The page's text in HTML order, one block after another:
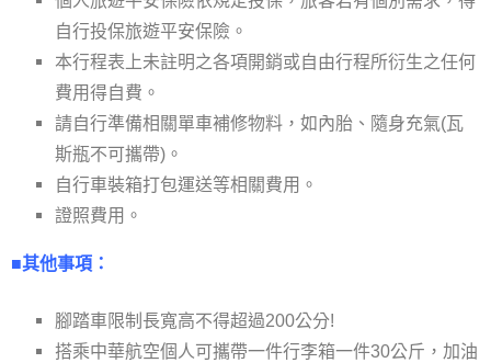
自行投保旅遊平安保險。
本行程表上未註明之各項開銷或自由行程所衍生之任何
費用得自費。
請自行準備相關單車補修物料，如內胎、隨身充氣(瓦
斯瓶不可攜帶)。
自行車裝箱打包運送等相關費用。
證照費用。
■其他事項：
腳踏車限制長寬高不得超過200公分!
搭乘中華航空個人可攜帶一件行李箱一件30公斤，加油